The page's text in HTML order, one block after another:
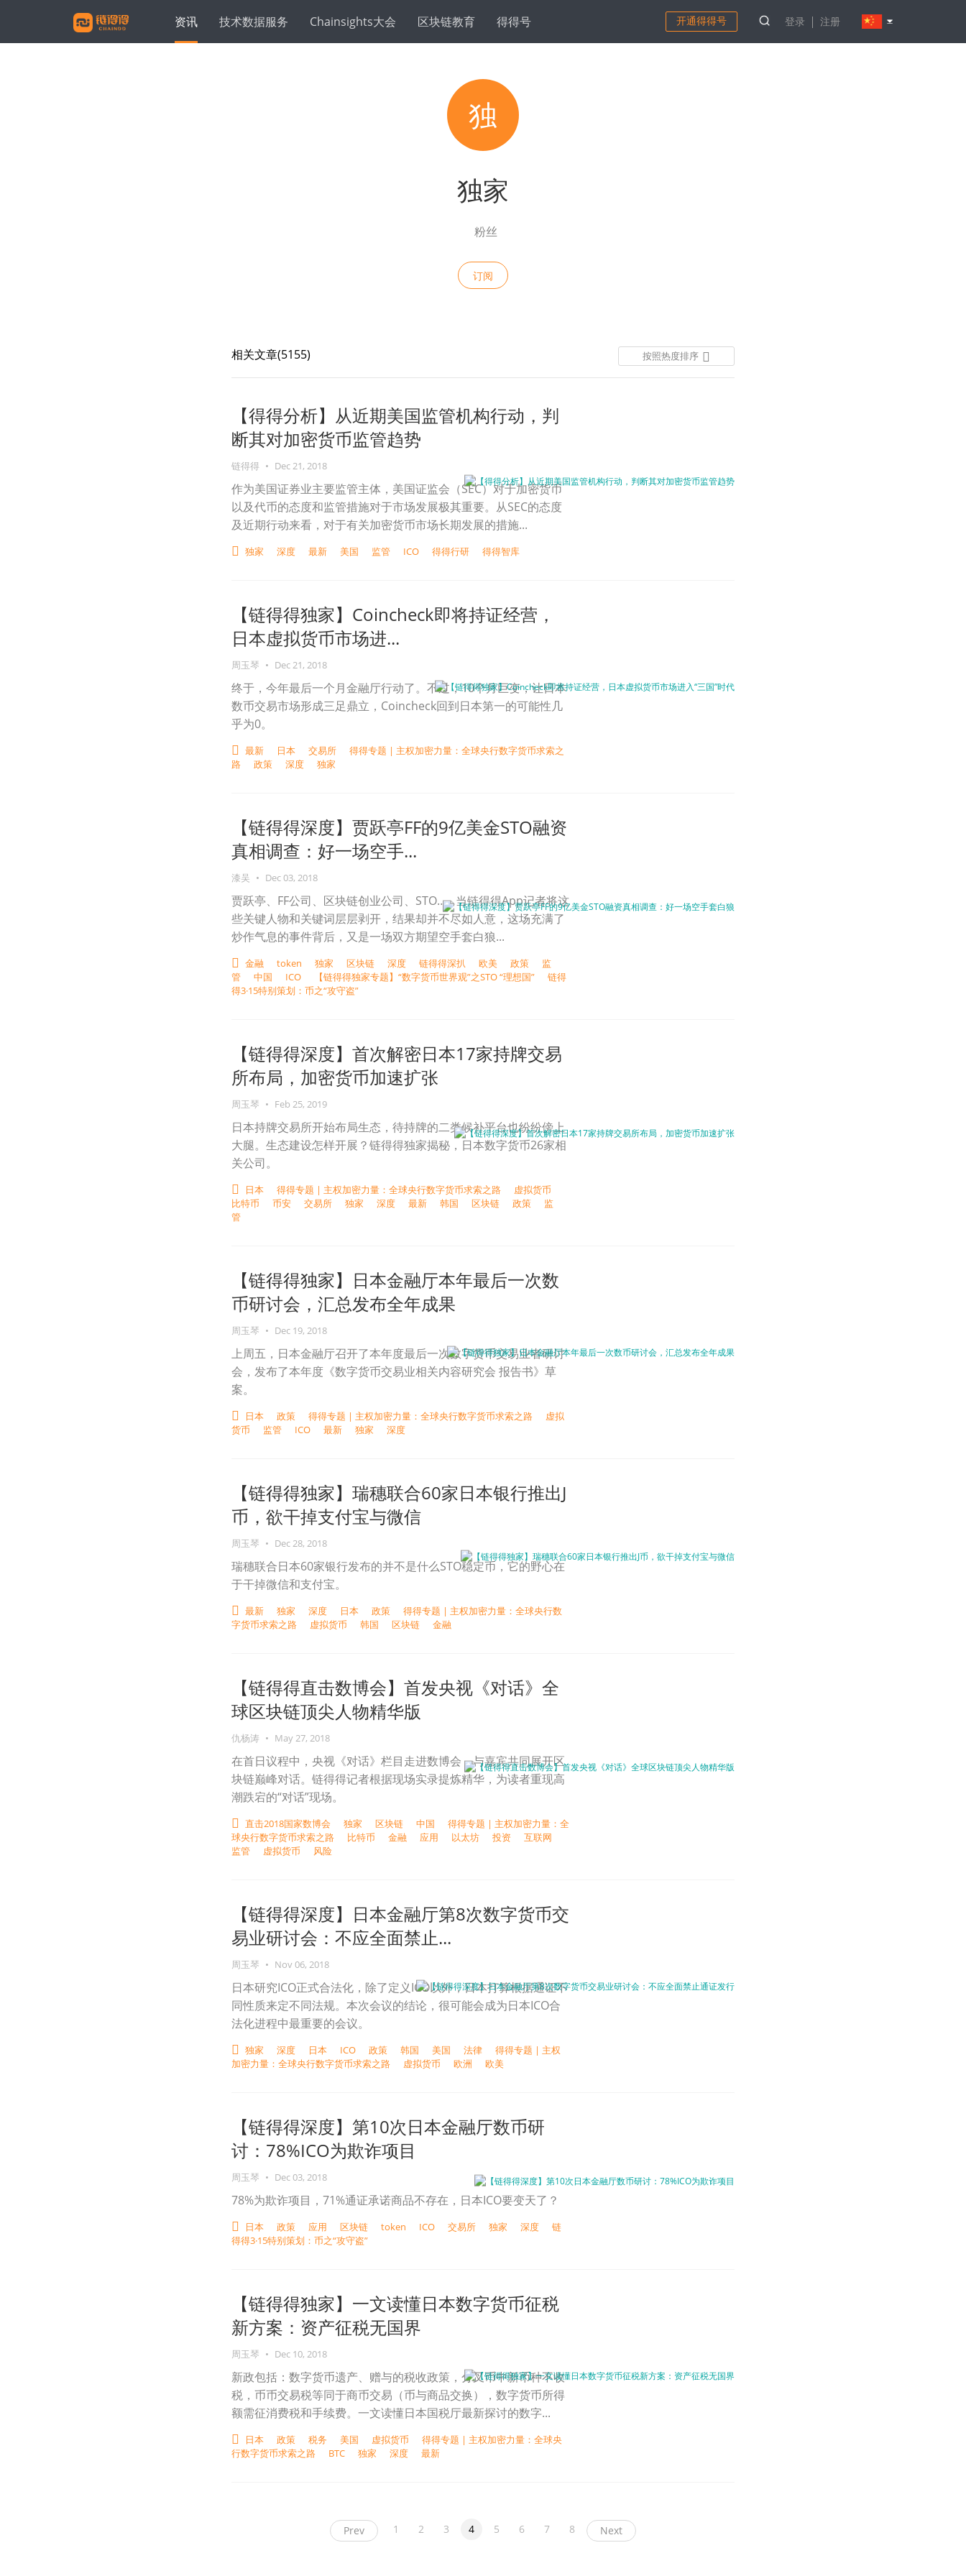
资讯 技术数据服务 Chainsights大会 区块链教育 得得号 开通得得号 登录 注册
独
独家
粉丝
订阅
按照热度排序
按照发布时间排序
相关文章(5155)
【得得分析】从近期美国监管机构行动，判
断其对加密货币监管趋势
链得得 • Dec 21, 2018
作为美国证券业主要监管主体，美国证监会（SEC）对于加密货币
以及代币的态度和监管措施对于市场发展极其重要。从SEC的态度
及近期行动来看，对于有关加密货币市场长期发展的措施...
独家 深度 最新 美国 监管 ICO 得得行研 得得智库
【链得得独家】Coincheck即将持证经营，
日本虚拟货币市场进...
周玉琴 • Dec 21, 2018
终于，今年最后一个月金融厅行动了。不过，10个月巨变，让日本
数币交易市场形成三足鼎立，Coincheck回到日本第一的可能性几
乎为0。
最新 日本 交易所
得得专题 | 主权加密力量：全球央行数字货币求索之
路
政策 深度 独家
【链得得深度】贾跃亭FF的9亿美金STO融资
真相调查：好一场空手...
漆吴 • Dec 03, 2018
贾跃亭、FF公司、区块链创业公司、STO……当链得得App记者将这
些关键人物和关键词层层剥开，结果却并不尽如人意，这场充满了
炒作气息的事件背后，又是一场双方期望空手套白狼...
金融 token 独家 区块链 深度 链得得深扒 欧美 政策
监
管
中国 ICO 【链得得独家专题】“数字货币世界观”之STO “理想国”
链得
得3·15特别策划：币之“攻守盗”
【链得得深度】首次解密日本17家持牌交易
所布局，加密货币加速扩张
周玉琴 • Feb 25, 2019
日本持牌交易所开始布局生态，待持牌的二类候补平台也纷纷傍上
大腿。生态建设怎样开展？链得得独家揭秘，日本数字货币26家相
关公司。
日本 得得专题 | 主权加密力量：全球央行数字货币求索之路
虚拟货币
比特币
币安 交易所 独家 深度 最新 韩国 区块链 政策
监
管
【链得得独家】日本金融厅本年最后一次数
币研讨会，汇总发布全年成果
周玉琴 • Dec 19, 2018
上周五，日本金融厅召开了本年度最后一次数字货币交易业者研讨
会，发布了本年度《数字货币交易业相关内容研究会 报告书》草
案。
日本 政策 得得专题 | 主权加密力量：全球央行数字货币求索之路
虚拟
货币
监管 ICO 最新 独家 深度
【链得得独家】瑞穗联合60家日本银行推出J
币，欲干掉支付宝与微信
周玉琴 • Dec 28, 2018
瑞穗联合日本60家银行发布的并不是什么STO稳定币，它的野心在
于干掉微信和支付宝。
最新 独家 深度 日本 政策
得得专题 | 主权加密力量：全球央行数
字货币求索之路
虚拟货币 韩国 区块链 金融
【链得得直击数博会】首发央视《对话》全
球区块链顶尖人物精华版
仇杨涛 • May 27, 2018
在首日议程中，央视《对话》栏目走进数博会，与嘉宾共同展开区
块链巅峰对话。链得得记者根据现场实录提炼精华，为读者重现高
潮跌宕的“对话”现场。
直击2018国家数博会 独家 区块链 中国
得得专题 | 主权加密力量：全
球央行数字货币求索之路
比特币 金融 应用 以太坊 投资
互联网
监管
虚拟货币 风险
【链得得深度】日本金融厅第8次数字货币交
易业研讨会：不应全面禁止...
周玉琴 • Nov 06, 2018
日本研究ICO正式合法化，除了定义ICO以外，日本打算根据通证不
同性质来定不同法规。本次会议的结论，很可能会成为日本ICO合
法化进程中最重要的会议。
独家 深度 日本 ICO 政策 韩国 美国 法律
得得专题 | 主权
加密力量：全球央行数字货币求索之路
虚拟货币 欧洲 欧美
【链得得深度】第10次日本金融厅数币研
讨：78%ICO为欺诈项目
周玉琴 • Dec 03, 2018
78%为欺诈项目，71%通证承诺商品不存在，日本ICO要变天了？
日本 政策 应用 区块链 token ICO 交易所 独家 深度
链
得得3·15特别策划：币之“攻守盗”
【链得得独家】一文读懂日本数字货币征税
新方案：资产征税无国界
周玉琴 • Dec 10, 2018
新政包括：数字货币遗产、赠与的税收政策，分叉币中新币种不收
税，币币交易税等同于商币交易（币与商品交换），数字货币所得
额需征消费税和手续费。一文读懂日本国税厅最新探讨的数字...
日本 政策 税务 美国 虚拟货币
得得专题 | 主权加密力量：全球央
行数字货币求索之路
BTC 独家 深度 最新
Prev 1 2 3 4 5 6 7 8 Next